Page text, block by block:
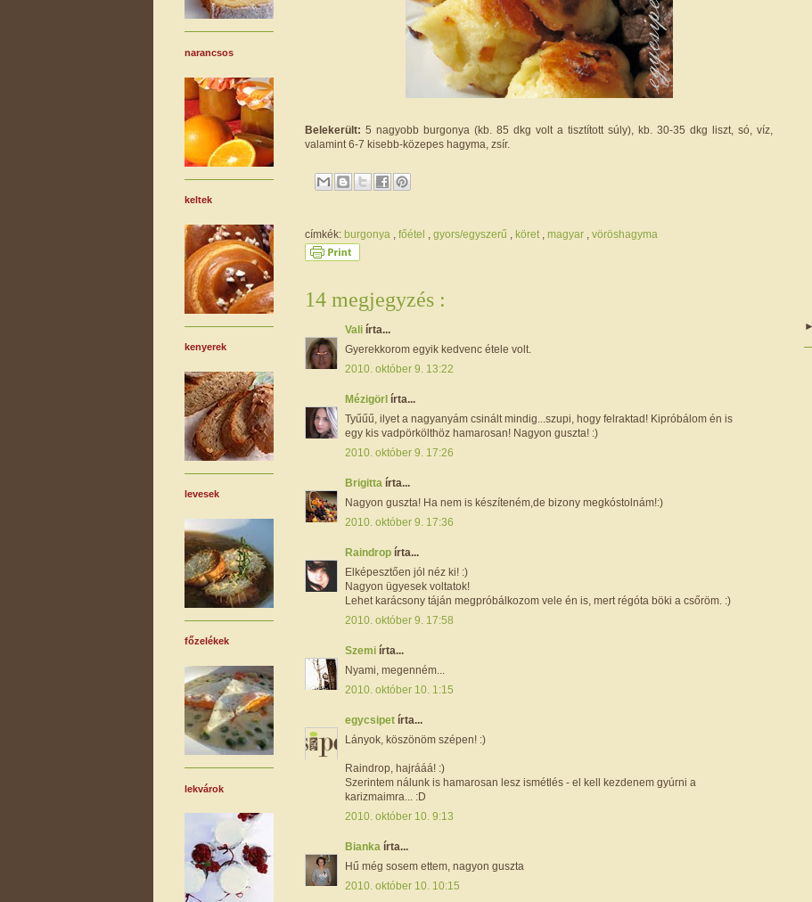
Belekerült: 5 nagyobb burgonya (kb. 85 dkg volt a tisztított súly), kb. 30-35 dkg liszt, só, víz,
valamint 6-7 kisebb-közepes hagyma, zsír.
címkék: burgonya főétel gyors/egyszerű köret magyar vöröshagyma
14 megjegyzés :
Vali írta...
Gyerekkorom egyik kedvenc étele volt.
2010. október 9. 13:22
Mézigörl írta...
Tyűűű, ilyet a nagyanyám csinált mindig...szupi, hogy felraktad! Kipróbálom én is
egy kis vadpörkölthöz hamarosan! Nagyon guszta! :)
2010. október 9. 17:26
Brigitta írta...
Nagyon guszta! Ha nem is készíteném,de bizony megkóstolnám!:)
2010. október 9. 17:36
Raindrop írta...
Elképesztően jól néz ki! :)
Nagyon ügyesek voltatok!
Lehet karácsony táján megpróbálkozom vele én is, mert régóta böki a csőröm. :)
2010. október 9. 17:58
Szemi írta...
Nyami, megenném...
2010. október 10. 1:15
egycsipet írta...
Lányok, köszönöm szépen! :)
Raindrop, hajrááá! :)
Szerintem nálunk is hamarosan lesz ismétlés - el kell kezdenem gyúrni a
karizmaimra... :D
2010. október 10. 9:13
Bianka írta...
Hű még sosem ettem, nagyon guszta
2010. október 10. 10:15
narancsos
keltek
kenyerek
levesek
főzelékek
lekvárok